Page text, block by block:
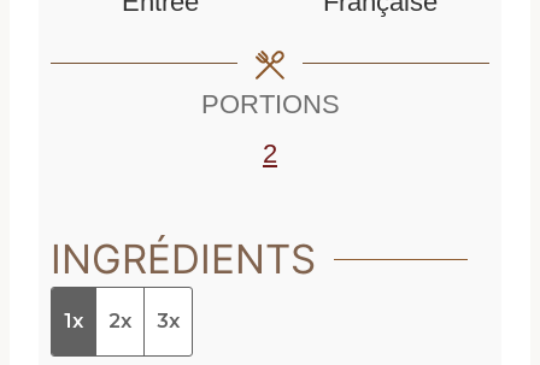
s
PORTIONS
2
INGRÉDIENTS
1x 2x 3x